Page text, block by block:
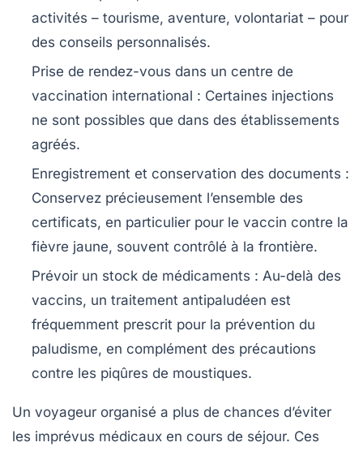
activités – tourisme, aventure, volontariat – pour
des conseils personnalisés.
Prise de rendez-vous dans un centre de
vaccination international : Certaines injections
ne sont possibles que dans des établissements
agréés.
Enregistrement et conservation des documents :
Conservez précieusement l’ensemble des
certificats, en particulier pour le vaccin contre la
fièvre jaune, souvent contrôlé à la frontière.
Prévoir un stock de médicaments : Au-delà des
vaccins, un traitement antipaludéen est
fréquemment prescrit pour la prévention du
paludisme, en complément des précautions
contre les piqûres de moustiques.
Un voyageur organisé a plus de chances d’éviter
les imprévus médicaux en cours de séjour. Ces